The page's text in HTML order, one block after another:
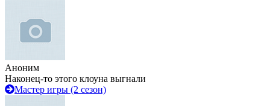
Аноним
Наконец-то этого клоуна выгнали
Мастер игры (2 сезон)